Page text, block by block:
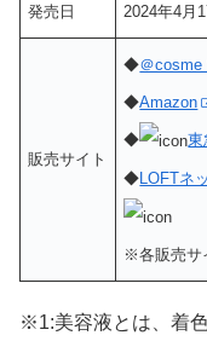
発売日 2024年4月
販売サイト
◆＠cosme
◆Amazon
◆ 東
◆ LOFTネ
※各販売サ
※1:美容液とは、着